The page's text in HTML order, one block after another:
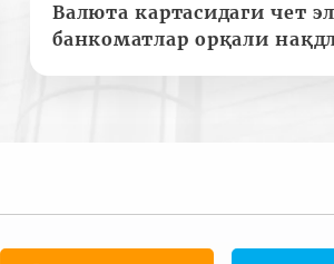
Валюта картасидаги чет
банкоматлар орқали